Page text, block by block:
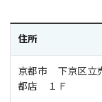
住所
京都市 下京区立
都店 １Ｆ